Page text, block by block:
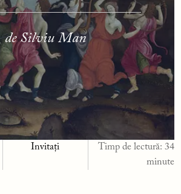
de Silviu Man
Invitați Timp de lectură: 34
minute